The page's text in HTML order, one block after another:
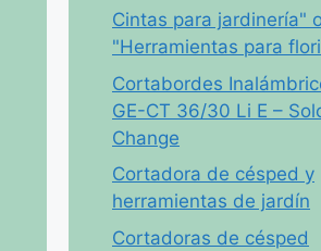
Cintas para jardinería"
"Herramientas para
Cortabordes
GE-CT 36/30 Li E –
Change
Cortadora de césped y
herramientas de jardín
Cortadoras de césped